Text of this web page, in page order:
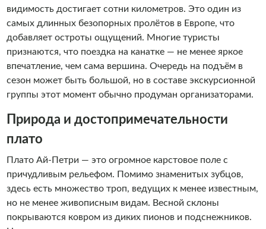
видимость достигает сотни километров. Это один из
самых длинных безопорных пролётов в Европе, что
добавляет остроты ощущений. Многие туристы
признаются, что поездка на канатке — не менее яркое
впечатление, чем сама вершина. Очередь на подъём в
сезон может быть большой, но в составе экскурсионной
группы этот момент обычно продуман организаторами.
Природа и достопримечательности
плато
Плато Ай-Петри — это огромное карстовое поле с
причудливым рельефом. Помимо знаменитых зубцов,
здесь есть множество троп, ведущих к менее известным,
но не менее живописным видам. Весной склоны
покрываются ковром из диких пионов и подснежников.